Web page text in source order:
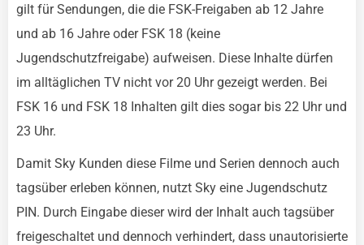
gilt für Sendungen, die die FSK-Freigaben ab 12 Jahre
und ab 16 Jahre oder FSK 18 (keine
Jugendschutzfreigabe) aufweisen. Diese Inhalte dürfen
im alltäglichen TV nicht vor 20 Uhr gezeigt werden. Bei
FSK 16 und FSK 18 Inhalten gilt dies sogar bis 22 Uhr und
23 Uhr.
Damit Sky Kunden diese Filme und Serien dennoch auch
tagsüber erleben können, nutzt Sky eine Jugendschutz
PIN. Durch Eingabe dieser wird der Inhalt auch tagsüber
freigeschaltet und dennoch verhindert, dass unautorisierte